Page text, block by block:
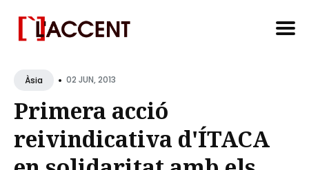
forÀsia • 02 JUN, 2013
Primera acció
reivindicativa d'ÍTACA